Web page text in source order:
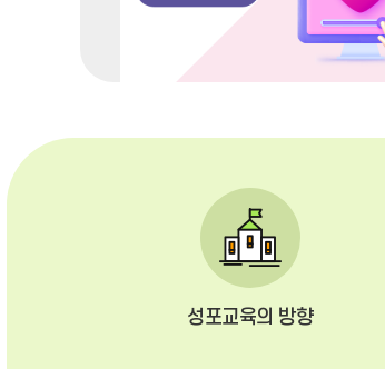
성포교육의 방향